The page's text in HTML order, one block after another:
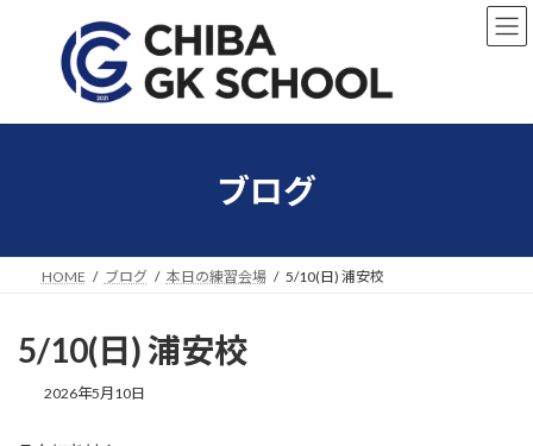
へ
ョ
ブログ
HOME ブログ 本日の練習会場 5/10(日) 浦安校
5/10(日) 浦安校
2026年5月10日